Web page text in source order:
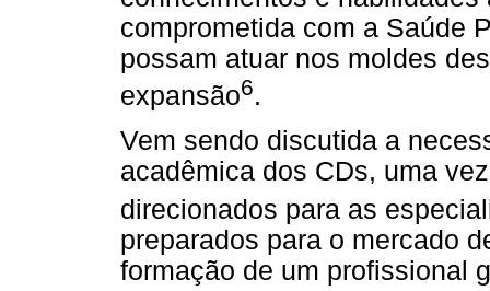
comprometida com a Saúde
possam atuar nos moldes
expansão6.
Vem sendo discutida a
acadêmica dos CDs, uma
direcionados para as
preparados para o mercado
formação de um profissional